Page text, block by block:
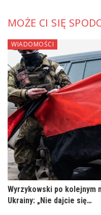
MOŻE CI SIĘ
WIADOMOŚCI
Wyrzykowski po kolejnym
Ukrainy: „Nie dajcie się…